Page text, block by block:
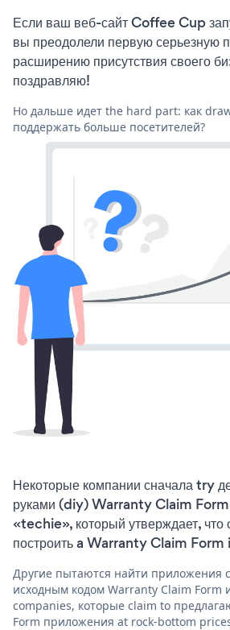
Если ваш веб-сайт Coffee Cup
вы преодолели первую серьезную
расширению присутствия своего
поздравляю!
Но дальше идет the hard part: как
поддержать больше посетителей?
Некоторые компании сначала try
руками (diy) Warranty Claim
«techie», который утверждает,
построить a Warranty Claim
Другие пытаются найти приложения
исходным кодом Warranty Claim Form
companies, которые claim to
Form приложения at rock-bottom